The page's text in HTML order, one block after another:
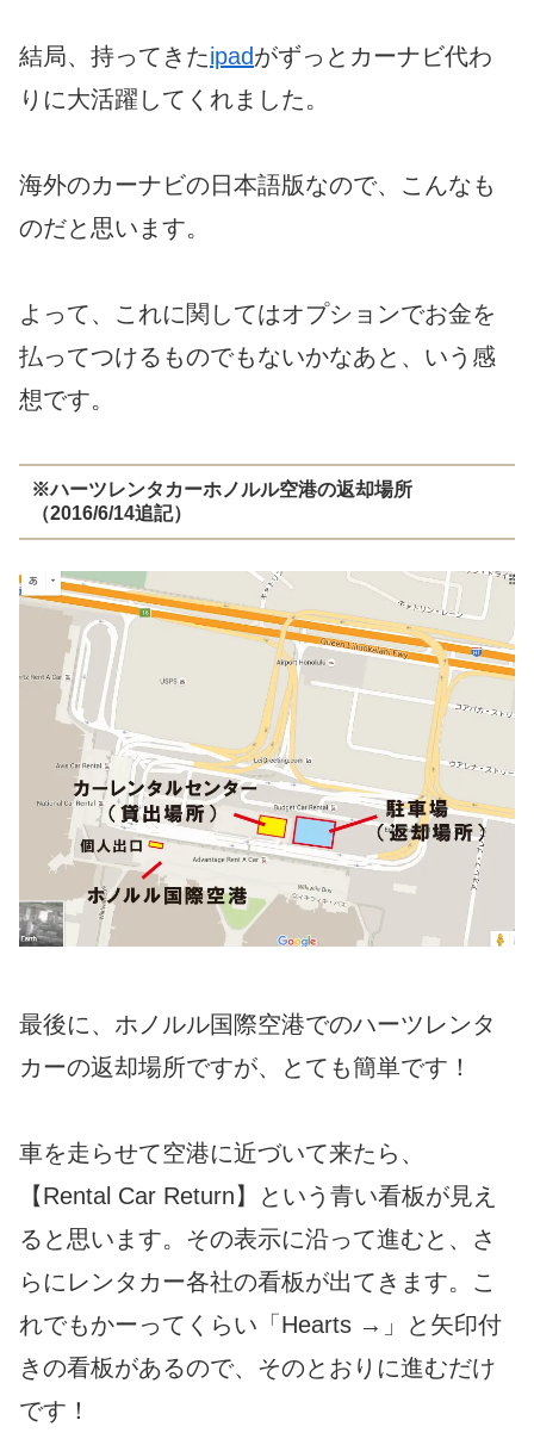
結局、持ってきたipadがずっとカーナビ代わ
りに大活躍してくれました。
海外のカーナビの日本語版なので、こんなも
のだと思います。
よって、これに関してはオプションでお金を
払ってつけるものでもないかなあと、いう感
想です。
※ハーツレンタカーホノルル空港の返却場所
（2016/6/14追記）
最後に、ホノルル国際空港でのハーツレンタ
カーの返却場所ですが、とても簡単です！
車を走らせて空港に近づいて来たら、
【Rental Car Return】という青い看板が見え
ると思います。その表示に沿って進むと、さ
らにレンタカー各社の看板が出てきます。こ
れでもかーってくらい「Hearts →」と矢印付
きの看板があるので、そのとおりに進むだけ
です！